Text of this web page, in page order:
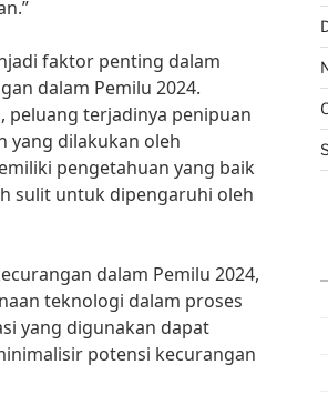
faktor penting dalam
dalam Pemilu 2024.
peluang terjadinya penipuan
yang dilakukan oleh
pengetahuan yang baik
sulit untuk dipengaruhi oleh
dalam Pemilu 2024,
teknologi dalam proses
yang digunakan dapat
potensi kecurangan